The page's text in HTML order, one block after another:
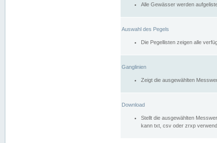
Alle Gewässer werden
Auswahl des Pegels
Die Pegellisten zeigen alle
Ganglinien
Zeigt die ausgewählten
Download
Stellt die ausgewählten
kann txt, csv oder zrxp